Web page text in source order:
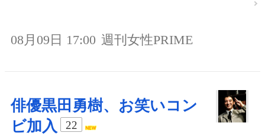
08月09日 17:00 週刊女性PRIME
俳優黒田勇樹、お笑いコン
ビ加入
22